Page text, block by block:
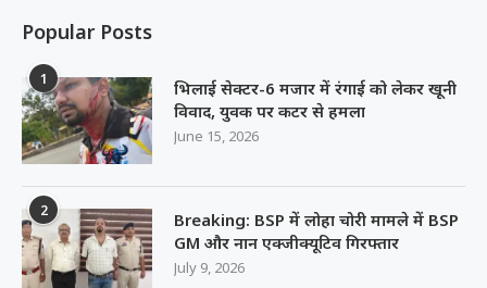
Popular Posts
1
भिलाई सेक्टर-6 मजार में रंगाई को लेकर खूनी
विवाद, युवक पर कटर से हमला
June 15, 2026
2
Breaking: BSP में लोहा चोरी मामले में BSP
GM और नान एक्जीक्यूटिव गिरफ्तार
July 9, 2026